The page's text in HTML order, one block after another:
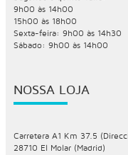
9h00 às 14h00
15h00 às 18h00
Sexta-feira: 9h00 às 14h30
Sábado: 9h00 às 14h00
NOSSA LOJA
Carretera A1 Km 37.5
28710 El Molar (Madrid)